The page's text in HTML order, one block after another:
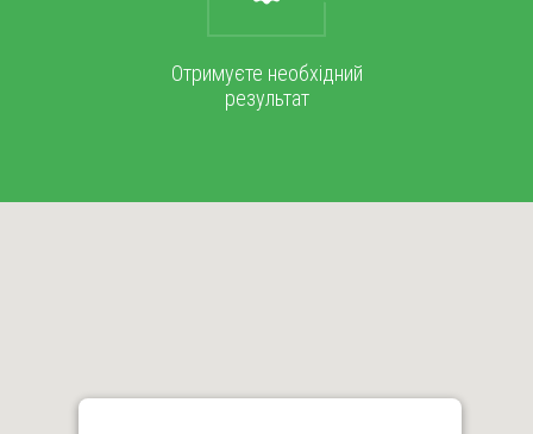
Отримуєте необхідний
результат